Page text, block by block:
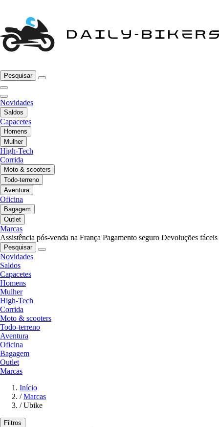
Pesquisar
Novidades
Saldos
Capacetes
Homens
Mulher
High-Tech
Corrida
Moto & scooters
Todo-terreno
Aventura
Oficina
Bagagem
Outlet
Marcas
Assistência pós-venda na França Pagamento seguro Devoluções fáceis
Pesquisar
Novidades
Saldos
Capacetes
Homens
Mulher
High-Tech
Corrida
Moto & scooters
Todo-terreno
Aventura
Oficina
Bagagem
Outlet
Marcas
Início
/ Marcas
/ Ubike
Filtros